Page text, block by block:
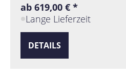
ab 619,00 € *
Lange Lieferzeit
DETAILS